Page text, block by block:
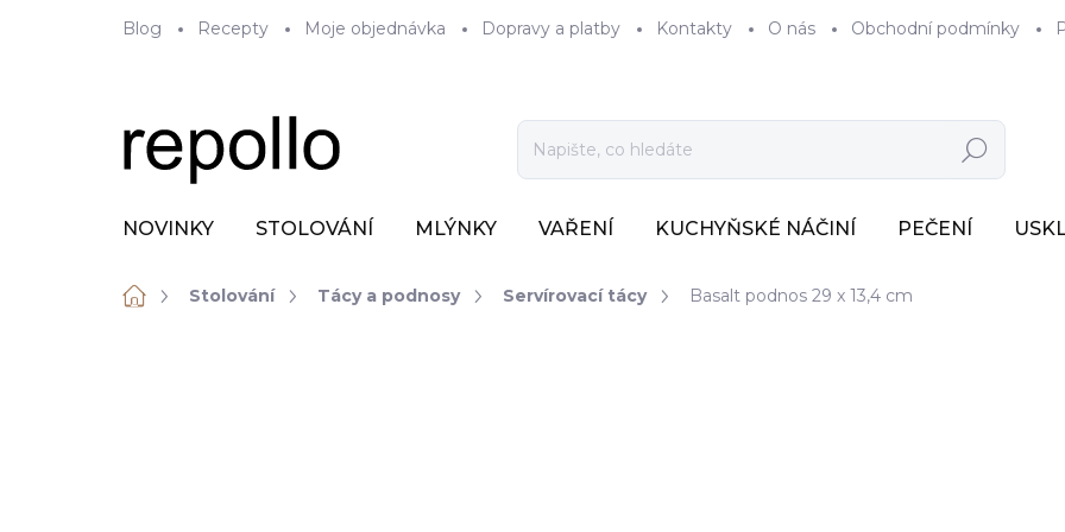
Blog Recepty Moje objednávka Dopravy a platby Kontakty O nás Obchodní podmínky
Hledat
NOVINKY STOLOVÁNÍ MLÝNKY VAŘENÍ KUCHYŇSKÉ NÁČINÍ PEČENÍ
DomůStolování Tácy a podnosy Servírovací tácy Basalt podnos 29 x 13,4 cm